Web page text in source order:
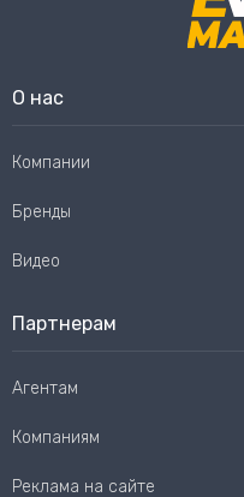
О нас
Компании
Бренды
Видео
Партнерам
Агентам
Компаниям
Реклама на сайте